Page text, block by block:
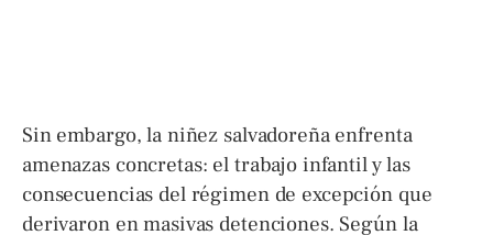
Sin embargo, la niñez salvadoreña enfrenta
amenazas concretas: el trabajo infantil y las
consecuencias del régimen de excepción que
derivaron en masivas detenciones. Según la